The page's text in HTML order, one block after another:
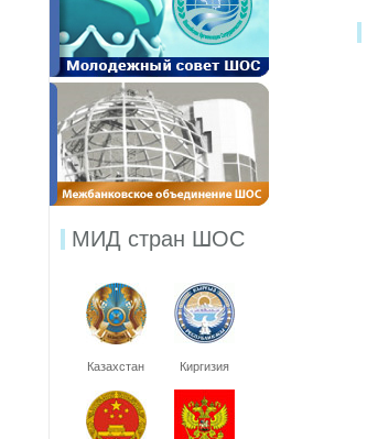
МИД стран ШОС
Казахстан Киргизия